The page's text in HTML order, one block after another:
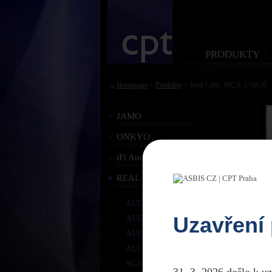
PRODUKTY
Homepage Produkty > Real Cable JRCA-1/1M50
JAMO
ONKYO
iFi Audio
REAL CABLE
AUDIO STEREO RCA
AUDIO SUBWOOFER
AUDIO OPTIKA
AUDIO DIGITÁLNÍ KOAX
SCART